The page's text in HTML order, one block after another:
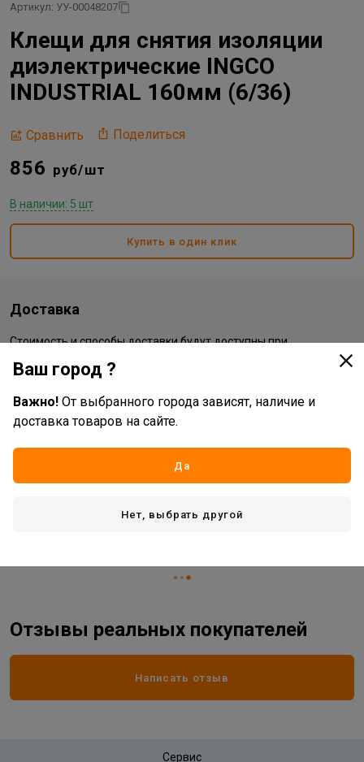
Артикул: УУ-00048207
Клещи для снятия изоляции
диэлектрические INGCO
INDUSTRIAL 160мм (6/36)
Сравнить Поделиться
856 руб/шт
В наличии: 5 шт
Купить в один клик
Доставка
Стоимость и способы доставки будут доступны при
Характеристики
Основные
Бренд
Отзывы реальных покупателей
Написать отзыв
Сервис
Ваш город ?
Важно! От выбранного города зависят, наличие и
доставка товаров на сайте.
Да
Нет, выбрать другой